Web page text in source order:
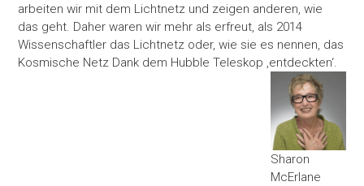
arbeiten wir mit dem Lichtnetz und zeigen anderen, wie
das geht. Daher waren wir mehr als erfreut, als 2014
Wissenschaftler das Lichtnetz oder, wie sie es nennen, das
Kosmische Netz Dank dem Hubble Teleskop ‚entdeckten‘.
Sharon
McErlane